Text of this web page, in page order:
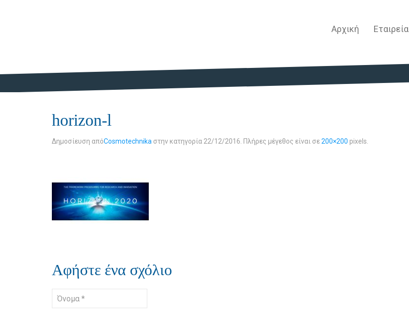
Αρχική Εταιρεία
horizon-l
Δημοσίευση απόCosmotechnika στην κατηγορία 22/12/2016 . Πλήρες μέγεθος είναι σε200×200 pixels.
Αφήστε ένα σχόλιο